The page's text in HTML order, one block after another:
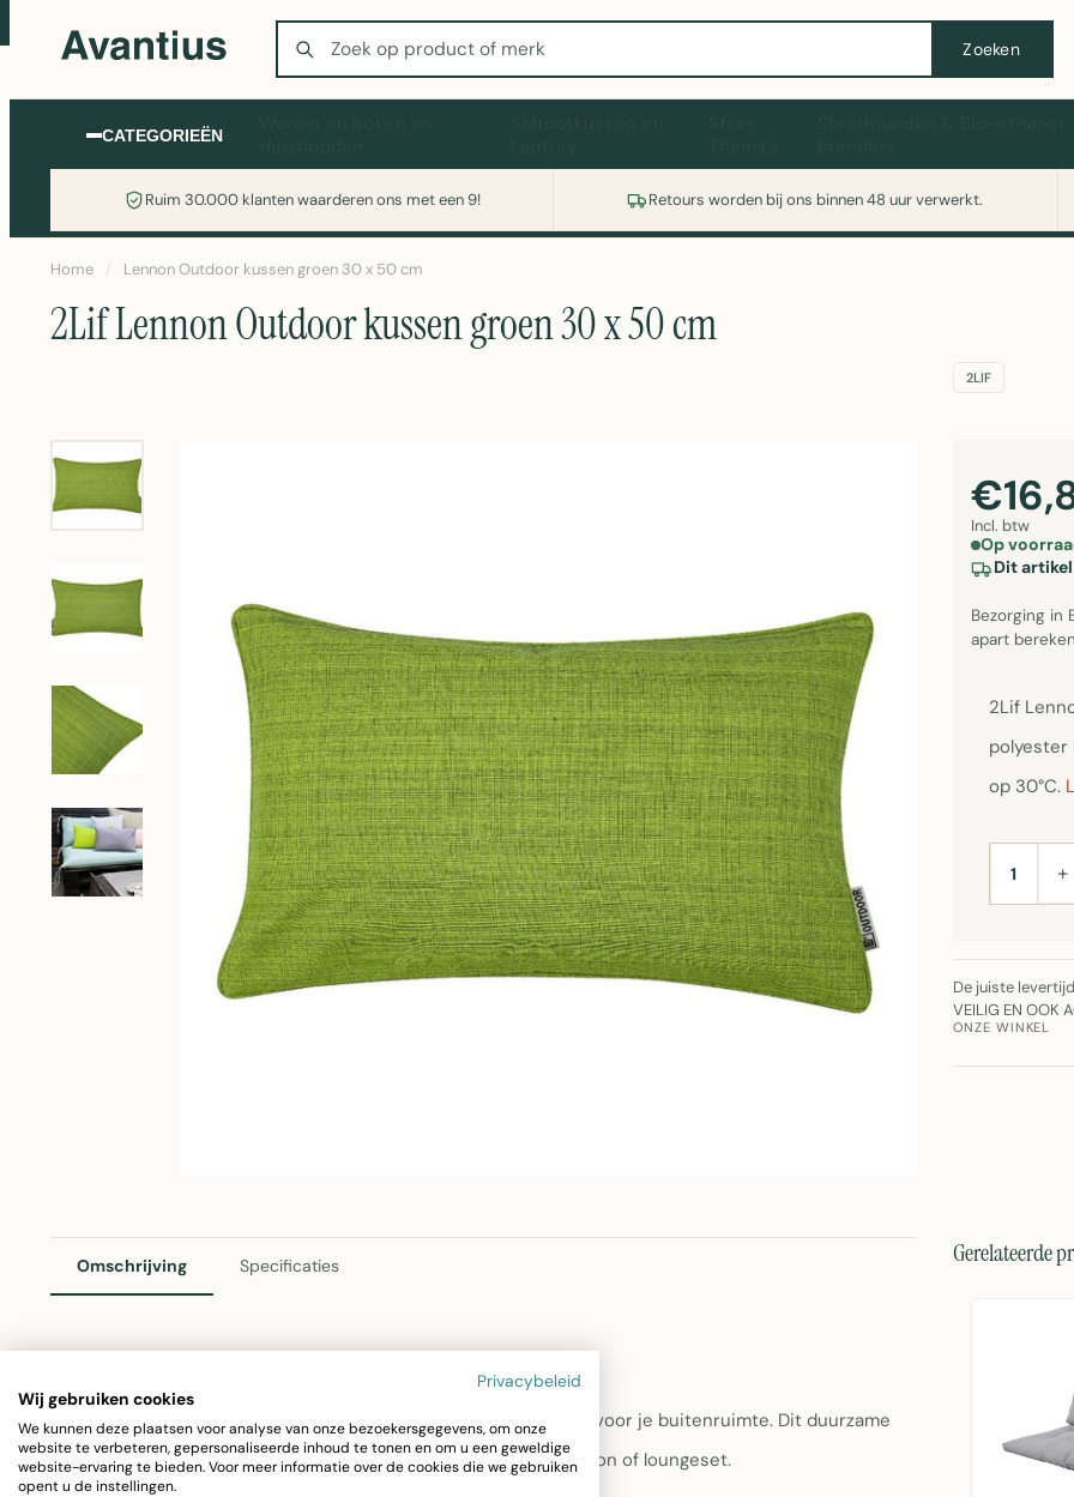
Zoeken
Zoeken
CATEGORIEËN
Ruim 30.000 klanten waarderen ons met een 9! Retours worden bij ons binnen 48 uur verwerkt.
Wasmachine of koelkast nodig? Vergelijk alle prijzen op Witgoedaanbod.nl
Home / Lennon Outdoor kussen groen 30 x 50 cm
2Lif Lennon Outdoor kussen groen 30 x 50 cm
2LIF
Incl. btw
Op
Dit
Bezorging in
apart
2Lif
polyester
op 30°C.
AANTAL+
De juiste
VEILIG EN OOK
ONZE WINKEL
Omschrijving Specificaties
Het Lennon outdoor kussen van 2Lif is het perfecte accessoire voor je buitenruimte. Dit duurzame
tuinkussen in frisse groen biedt comfort en stijl voor terras, balkon of loungeset.
Gerelateerde
Privacybeleid
Wij gebruiken cookies
We kunnen deze plaatsen voor analyse van onze bezoekersgegevens, om onze
website te verbeteren, gepersonaliseerde inhoud te tonen en om u een geweldige
website-ervaring te bieden. Voor meer informatie over de cookies die we gebruiken
opent u de instellingen.